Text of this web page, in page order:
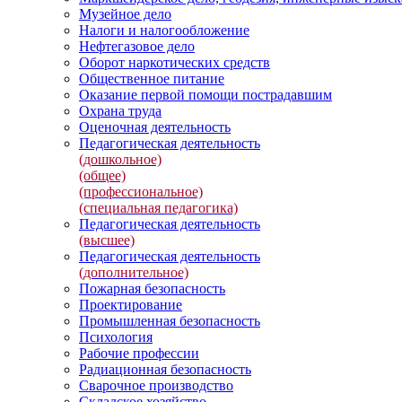
Музейное дело
Налоги и налогообложение
Нефтегазовое дело
Оборот наркотических средств
Общественное питание
Оказание первой помощи пострадавшим
Охрана труда
Оценочная деятельность
Педагогическая деятельность
(дошкольное)
(общее)
(профессиональное)
(специальная педагогика)
Педагогическая деятельность
(высшее)
Педагогическая деятельность
(дополнительное)
Пожарная безопасность
Проектирование
Промышленная безопасность
Психология
Рабочие профессии
Радиационная безопасность
Сварочное производство